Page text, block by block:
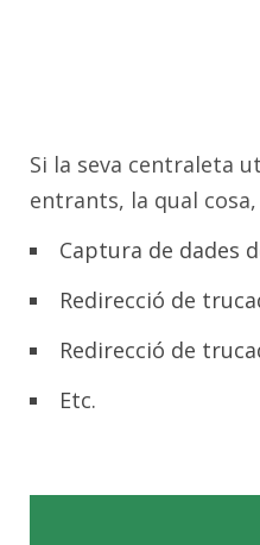
Si la seva centraleta
entrants, la qual
Captura de dades
Redirecció de
Redirecció de
Etc.